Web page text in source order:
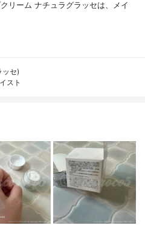
リーム ナチュラグラッセは、メイ
セ)
スト